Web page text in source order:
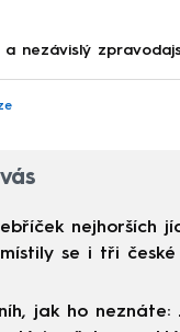
a nezávislý
nejhorších
se i tři české
jak ho neznáte: